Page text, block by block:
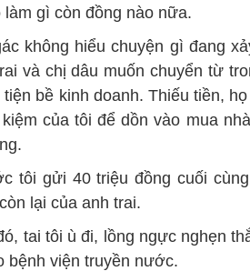
làm gì còn đồng nào nữa.
không hiểu chuyện gì đang
và chị dâu muốn chuyển từ
tiện bề kinh doanh. Thiếu tiền,
của tôi để dồn vào mua
tôi gửi 40 triệu đồng cuối
lại của anh trai.
tai tôi ù đi, lồng ngực nghẹn
bệnh viện truyền nước.